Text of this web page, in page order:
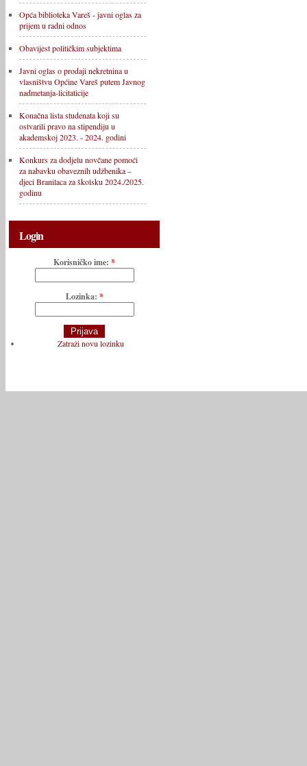
Opća biblioteka Vareš - javni oglas za
prijem u radni odnos
Obavijest političkim subjektima
Javni oglas o prodaji nekretnina u
vlasništvu Općine Vareš putem Javnog
nadmetanja-licitaticije
Konačna lista studenata koji su
ostvarili pravo na stipendiju u
akademskoj 2023. - 2024. godini
Konkurs za dodjelu novčane pomoći
za nabavku obaveznih udžbenika –
djeci Branilaca za školsku 2024./2025.
godinu
Login
Korisničko ime: *
Lozinka: *
Zatraži novu lozinku